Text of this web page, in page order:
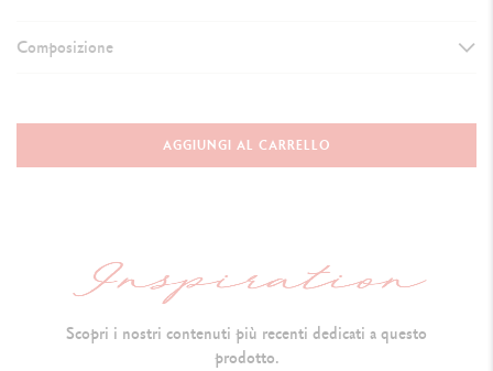
Composizione
Indicazione sulla resistenza alla luce, codice del colore
Pigmenti extra fine e olio inerte
olubile nell'essenza di trementina
AGGIUNGI AL CARRELLO
Scopri i nostri contenuti più recenti dedicati a questo
prodotto.